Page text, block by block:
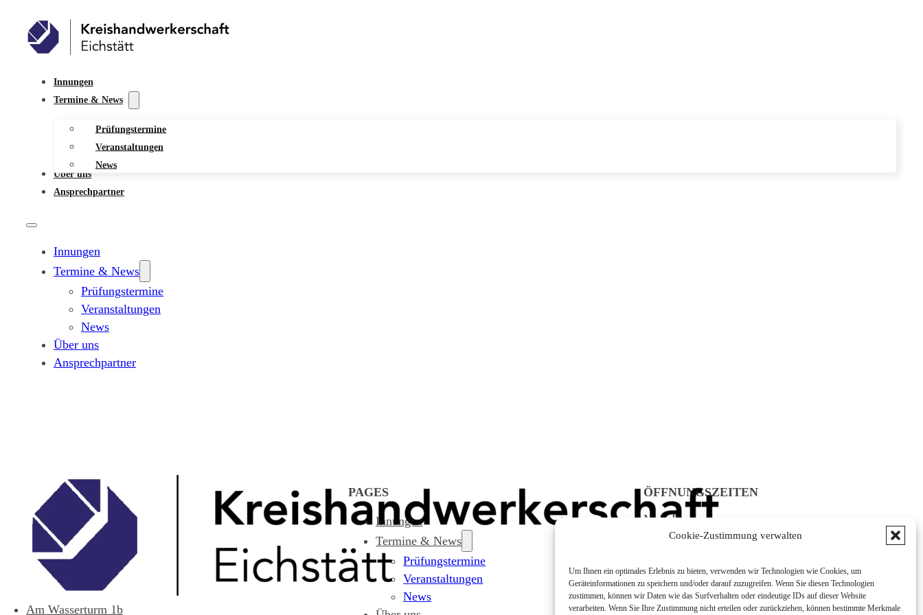
Cookie-Zustimmung verwalten
Um Ihnen ein optimales Erlebnis zu bieten, verwenden wir Technologien wie Cookies, um
Geräteinformationen zu speichern und/oder darauf zuzugreifen. Wenn Sie diesen Technologien
zustimmen, können wir Daten wie das Surfverhalten oder eindeutige IDs auf dieser Website
verarbeiten. Wenn Sie Ihre Zustimmung nicht erteilen oder zurückziehen, können bestimmte Merkmale
Innungen
Termine & News
Prüfungstermine
Veranstaltungen
News
Über uns
Ansprechpartner
Innungen
Termine & News
Prüfungstermine
Veranstaltungen
News
Über uns
Ansprechpartner
Am Wasserturm 1b
PAGES
Innungen
Termine & News
Prüfungstermine
Veranstaltungen
News
ÖFFNUNGSZEITEN
Mo - Do:
08:00 - 12:00 Uhr
Fr:
8:00 - 12:00 Uhr